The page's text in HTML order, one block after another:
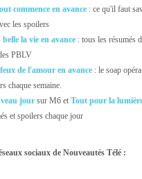
commence en avance : ce qu'il faut
les spoilers
belle la vie en avance : tous les résumés
PBLV
de l'amour en avance : le soap
chaque semaine.
jour sur M6 etTout pour la
et spoilers chaque jour
sociaux de Nouveautés Télé :